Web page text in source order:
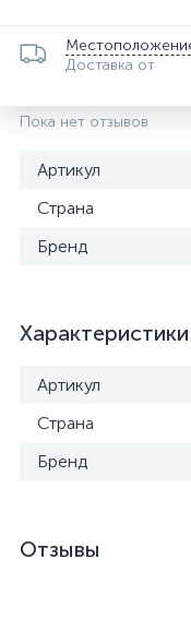
Доставка от
Пока нет отзывов
Артикул
Страна
Бренд
Характеристики
Артикул
Страна
Бренд
Отзывы